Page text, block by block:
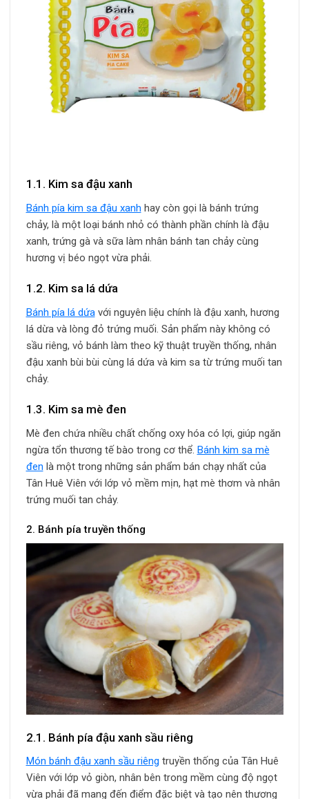
1.1. Kim sa đậu xanh
Bánh pía kim sa đậu xanh hay còn gọi là bánh trứng
chảy, là một loại bánh nhỏ có thành phần chính là đậu
xanh, trứng gà và sữa làm nhân bánh tan chảy cùng
hương vị béo ngọt vừa phải.
1.2. Kim sa lá dứa
Bánh pía lá dứavới nguyên liệu chính là đậu xanh, hương
lá dừa và lòng đỏ trứng muối. Sản phẩm này không có
sầu riêng, vỏ bánh làm theo kỹ thuật truyền thống, nhân
đậu xanh bùi bùi cùng lá dứa và kim sa từ trứng muối tan
chảy.
1.3. Kim sa mè đen
Mè đen chứa nhiều chất chống oxy hóa có lợi, giúp ngăn
ngừa tổn thương tế bào trong cơ thể. Bánh kim sa mè
đen là một trong những sản phẩm bán chạy nhất của
Tân Huê Viên với lớp vỏ mềm mịn, hạt mè thơm và nhân
trứng muối tan chảy.
2. Bánh pía truyền thống
2.1. Bánh pía đậu xanh sầu riêng
Món bánh đậu xanh sầu riêng truyền thống của Tân Huê
Viên với lớp vỏ giòn, nhân bên trong mềm cùng độ ngọt
vừa phải đã mang đến điểm đặc biệt và tạo nên thương